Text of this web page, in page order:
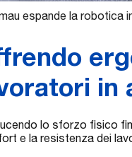
espande la robotica
in
lo sforzo fisico
e la resistenza dei